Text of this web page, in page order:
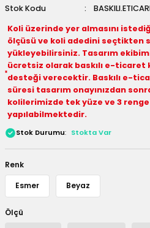
Kutuları
Kutuları
Kutuları
Masura Kapaklı
Stok Kodu
Koli üzerinde yer almasını
ölçüsü ve koli adedini seçtikten
yükleyebilirsiniz. Tasarım
ücretsiz olarak baskılı e-ticaret
desteği verecektir. Baskılı e-
süresi tasarım onayınızdan
kolilerimizde tek yüze ve 3 renge
yapılabilmektedir.
Stok Durumu Stokta Var
Renk
Esmer Beyaz
Ölçü